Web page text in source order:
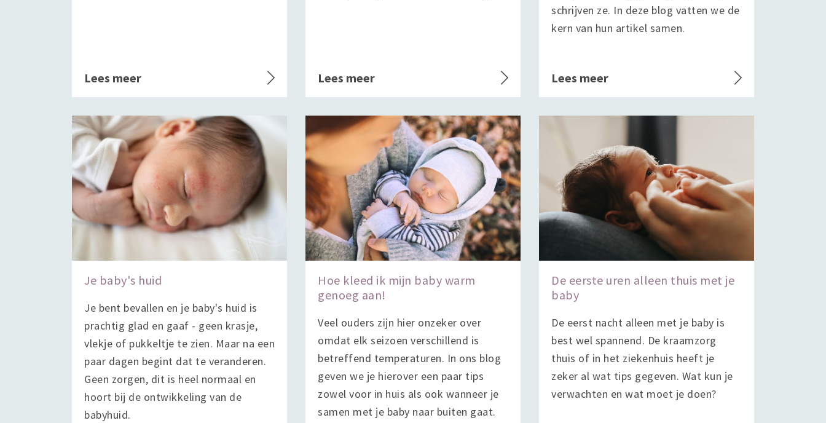
Lees meer Lees meer
schrijven ze. In deze blog vatten we de
kern van hun artikel samen.
Lees meer
Je baby's huid
Je bent bevallen en je baby's huid is
prachtig glad en gaaf - geen krasje,
vlekje of pukkeltje te zien. Maar na een
paar dagen begint dat te veranderen.
Geen zorgen, dit is heel normaal en
hoort bij de ontwikkeling van de
babyhuid.
Hoe kleed ik mijn baby warm
genoeg aan!
Veel ouders zijn hier onzeker over
omdat elk seizoen verschillend is
betreffend temperaturen. In ons blog
geven we je hierover een paar tips
zowel voor in huis als ook wanneer je
samen met je baby naar buiten gaat.
De eerste uren alleen thuis met je
baby
De eerst nacht alleen met je baby is
best wel spannend. De kraamzorg
thuis of in het ziekenhuis heeft je
zeker al wat tips gegeven. Wat kun je
verwachten en wat moet je doen?